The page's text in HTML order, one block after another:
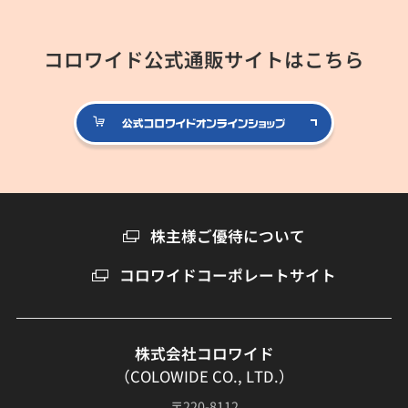
コロワイド公式通販サイトはこちら
公式コロ
株主様ご優待について
コロワイドコーポレートサイト
株式会社コロワイド
（COLOWIDE CO., LTD.）